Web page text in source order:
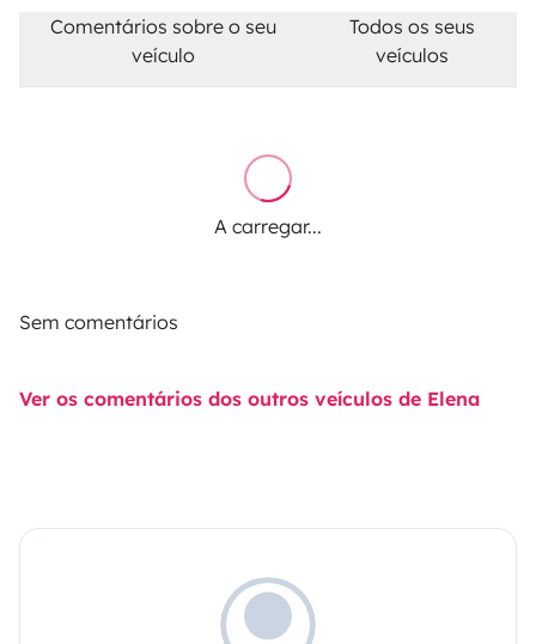
Comentários sobre o seu
veículo
Todos os seus
veículos
A carregar...
Sem comentários
Ver os comentários dos outros veículos de Elena